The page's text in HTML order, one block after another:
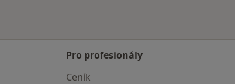
Pro profesionály
Ceník